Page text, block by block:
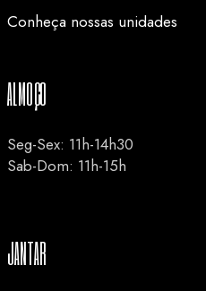
Conheça nossas unidades
ALMOÇO
Seg-Sex: 11h-14h30
Sab-Dom: 11h-15h
JANTAR